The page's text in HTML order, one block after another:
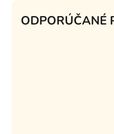
ODPORÚČANÉ